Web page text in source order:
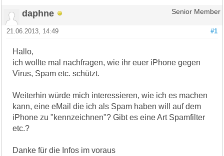
daphne Senior Member
#1
21.06.2013, 14:49
Hallo,
ich wollte mal nachfragen, wie ihr euer iPhone gegen
Virus, Spam etc. schützt.
Weiterhin würde mich interessieren, wie ich es machen
kann, eine eMail die ich als Spam haben will auf dem
iPhone zu "kennzeichnen"? Gibt es eine Art Spamfilter
etc.?
Danke für die Infos im voraus